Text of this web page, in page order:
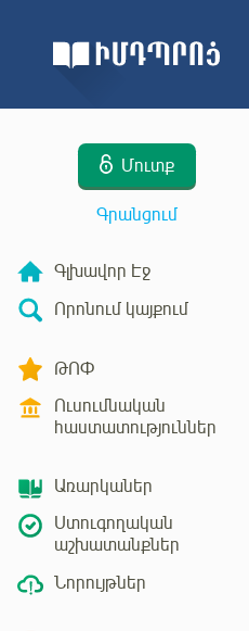
Մուտք
Գրանցում
Գլխավոր Էջ
Որոնում կայքում
ԹՈՓ
Ուսումնական
հաստատություններ
Առարկաներ
Ստուգողական
աշխատանքներ
Նորույթներ